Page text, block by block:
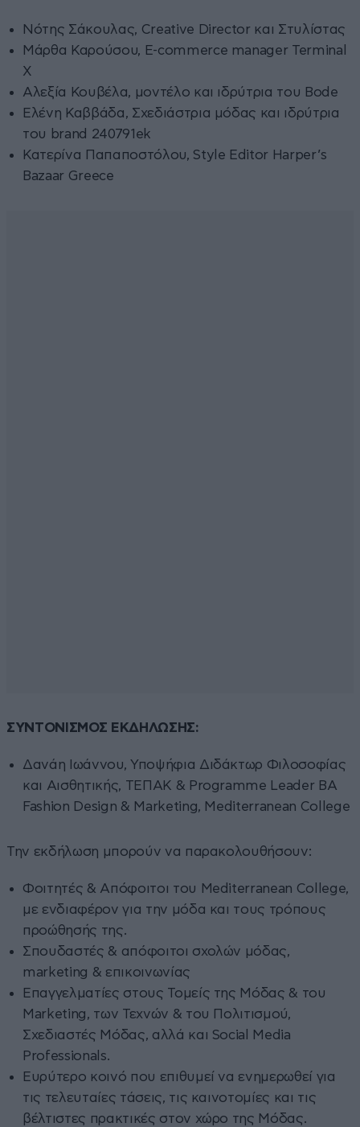
Νότης Σάκουλας, Creative Director και Στυλίστας
Μάρθα Καρούσου, E-commerce manager Terminal
X
Αλεξία Κουβέλα, μοντέλο και ιδρύτρια του Bode
Eλένη Καββάδα, Σχεδιάστρια μόδας και ιδρύτρια
του brand 240791ek
Κατερίνα Παπαποστόλου, Style Editor Harper’s
Bazaar Greece
ΣΥΝΤΟΝΙΣΜΟΣ ΕΚΔΗΛΩΣΗΣ:
Δανάη Ιωάννου, Υποψήφια Διδάκτωρ Φιλοσοφίας
και Αισθητικής, ΤΕΠΑΚ & Programme Leader BA
Fashion Design & Marketing, Mediterranean College
Την εκδήλωση μπορούν να παρακολουθήσουν:
Φοιτητές & Απόφοιτοι του Mediterranean College,
με ενδιαφέρον για την μόδα και τους τρόπους
προώθησής της.
Σπουδαστές & απόφοιτοι σχολών μόδας,
marketing & επικοινωνίας
Επαγγελματίες στους Τομείς της Μόδας & του
Marketing, των Τεχνών & του Πολιτισμού,
Σχεδιαστές Μόδας, αλλά και Social Media
Professionals.
Ευρύτερο κοινό που επιθυμεί να ενημερωθεί για
τις τελευταίες τάσεις, τις καινοτομίες και τις
βέλτιστες πρακτικές στον χώρο της Μόδας.